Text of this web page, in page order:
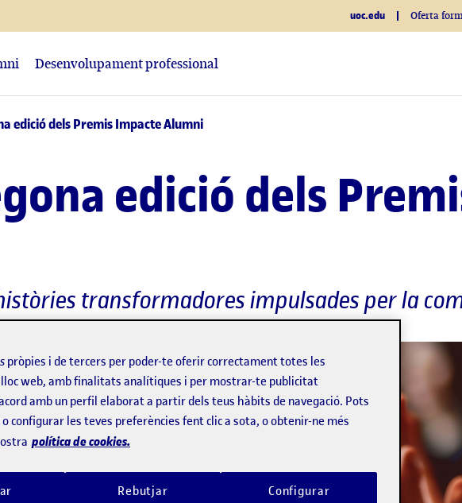
Desenvolupament professional
uoc.edu Oferta
edició dels Premis Impacte Alumni
edició dels
transformadores impulsades per la
pròpies i de tercers per poder-te oferir correctament totes les
web, amb finalitats analítiques i per mostrar-te publicitat
amb un perfil elaborat a partir dels teus hàbits de navegació. Pots
configurar les teves preferències fent clic a sota, o obtenir-ne més
política de cookies.
Rebutjar Configurar